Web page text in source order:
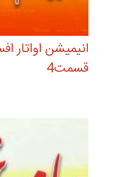
قسمت4